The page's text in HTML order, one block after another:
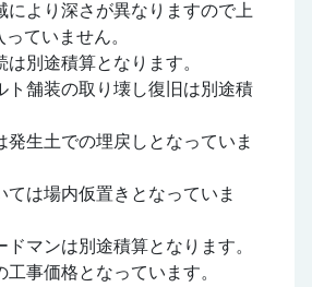
により深さが異なりますので上
ていません。
別途積算となります。
ト舗装の取り壊し復旧は別途積
発生土での埋戻しとなっていま
ては場内仮置きとなっていま
ドマンは別途積算となります。
事価格となっています。